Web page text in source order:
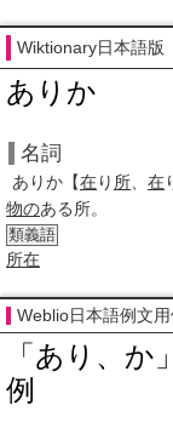
Wiktionary日本語版
ありか
名詞
ありか 【在り 所、 在
物のある所。
類義語
所在
Weblio日本語例文
「あり、
例